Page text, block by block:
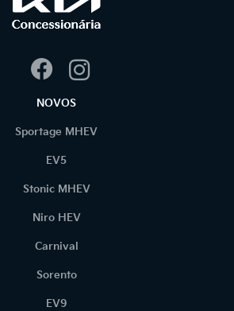
NOVOS
Sportage MHEV
EV5
Stonic MHEV
Niro HEV
Carnival
Sorento
EV9